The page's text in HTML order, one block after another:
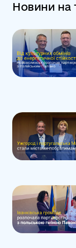
Новини на